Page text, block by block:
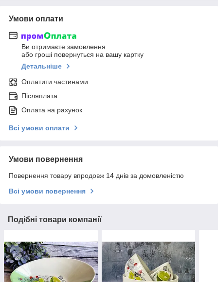
Умови оплати
Ви отримаєте замовлення
або гроші повернуться на вашу картку
Детальніше
Оплатити частинами
Післяплата
Оплата на рахунок
Всі умови оплати
Умови повернення
Повернення товару впродовж 14 днів за домовленістю
Всі умови повернення
Подібні товари компанії